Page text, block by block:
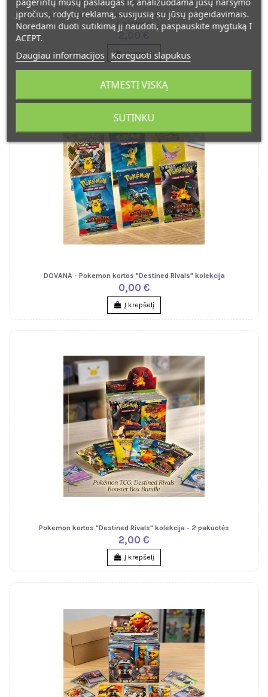
„Minecraft“ herojus ir magnetinis blokas – tavo statybų nuotykis
prasideda!
2,00 €
Į krepšelį
DOVANA - Pokemon kortos "Destined Rivals" kolekcija
0,00 €
Į krepšelį
Pokemon kortos "Destined Rivals" kolekcija - 2 pakuotės
2,00 €
Į krepšelį
įpročius, rodytų reklamą, susijusią su jūsų pageidavimais.
Norėdami duoti sutikimą jį naudoti, paspauskite mygtuką I
ACEPT.
Daugiau informacijos Koreguoti slapukus
ATMESTI VISKĄ
SUTINKU